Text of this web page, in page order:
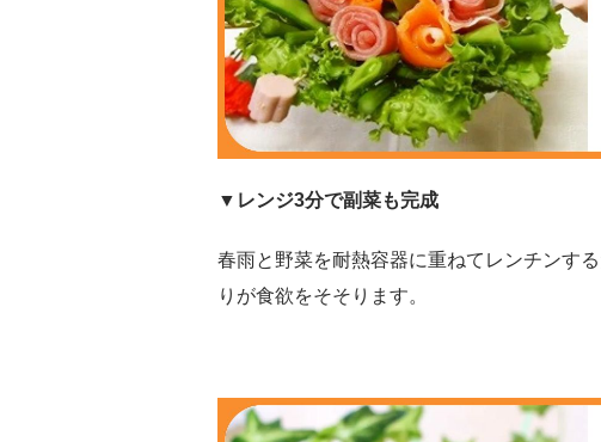
▼レンジ3分で副菜も完成
春雨と野菜を耐熱容器に重ねてレンチンす
りが食欲をそそります。